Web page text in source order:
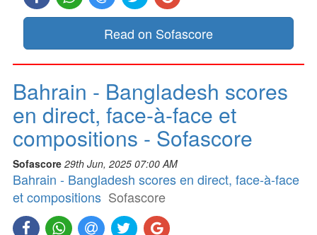
Read on Sofascore
Bahrain - Bangladesh scores
en direct, face-à-face et
compositions - Sofascore
Sofascore 29th Jun, 2025 07:00 AM
Bahrain - Bangladesh scores en direct, face-à-face
et compositions Sofascore